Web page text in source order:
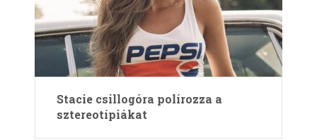
Stacie csillogóra polírozza a
sztereotípiákat